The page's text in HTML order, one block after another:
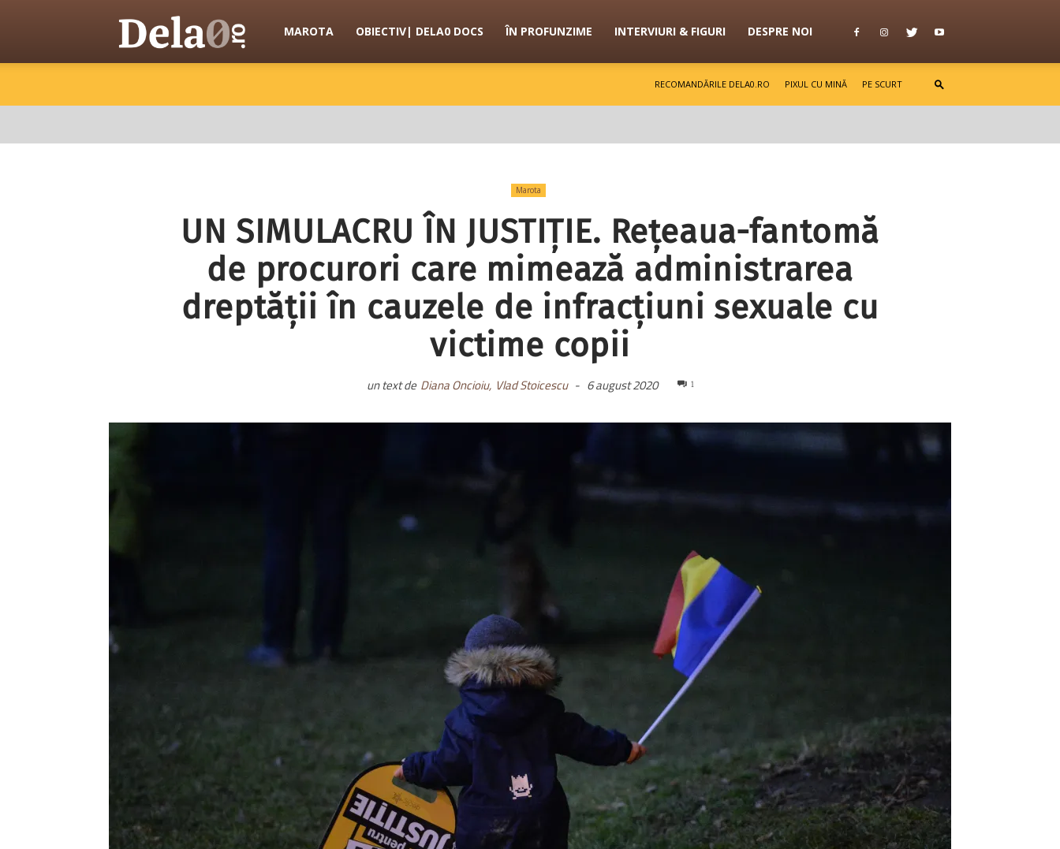
Dela0
MAROTA OBIECTIV| DELA0 DOCS ÎN PROFUNZIME INTERVIURI & FIGURI DESPRE NOI
RECOMANDĂRILE DELA0.RO PIXUL CU MINĂ PE SCURT
Marota
UN SIMULACRU ÎN JUSTIȚIE. Rețeaua-fantomă
de procurori care mimează administrarea
dreptății în cauzele de infracțiuni sexuale cu
victime copii
un text de Diana Oncioiu, Vlad Stoicescu - 6 august 2020 1